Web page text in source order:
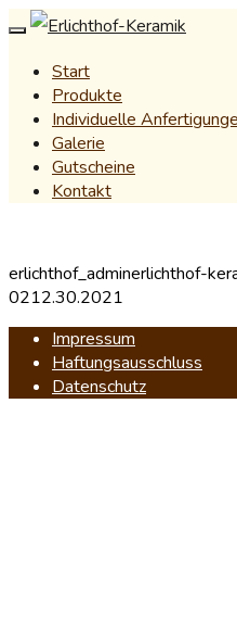
Start
Produkte
Individuelle
Galerie
Gutscheine
Kontakt
erlichthof_adminerlichthof-
0212.30.2021
Impressum
Haftungsausschluss
Datenschutz